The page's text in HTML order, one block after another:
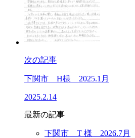
次の記事
下関市 H様 2025.1月
2025.2.14
最新の記事
下関市 T 様 2026.7月